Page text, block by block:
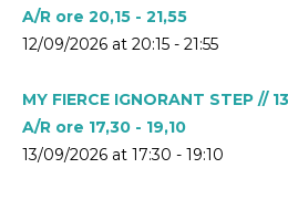
A/R ore 20,15 - 21,55
12/09/2026 at 20:15 - 21:55
MY FIERCE IGNORANT STEP
A/R ore 17,30 - 19,10
13/09/2026 at 17:30 - 19:10